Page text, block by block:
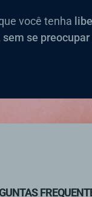
você tenha
sem se